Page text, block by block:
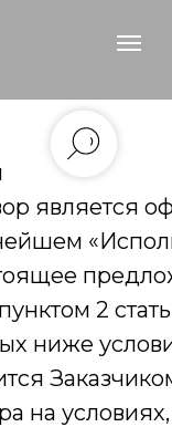
является
пунктом 2
ниже
на